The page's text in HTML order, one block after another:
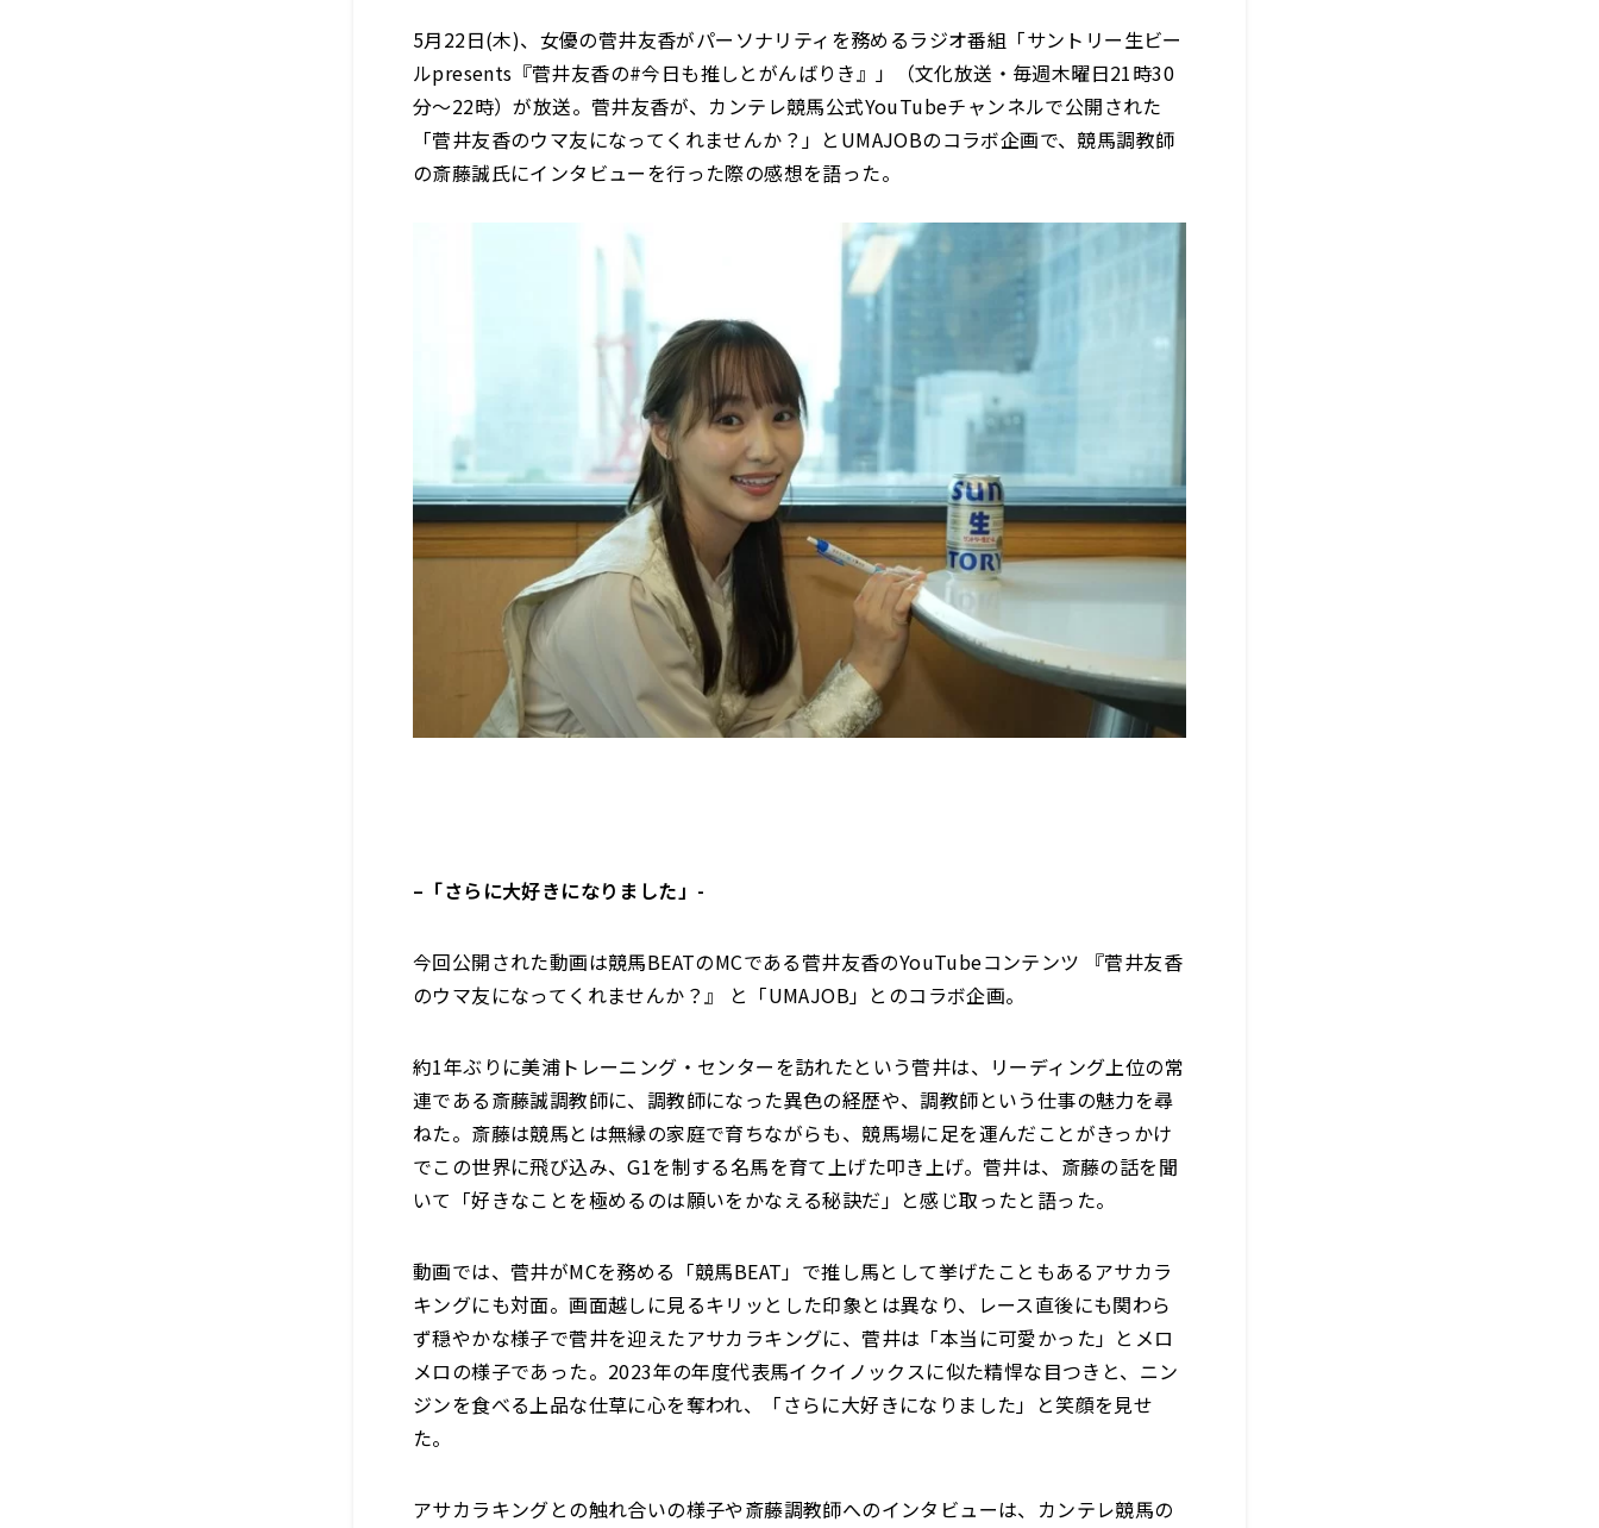
5月22日(木)、女優の菅井友香がパーソナリティを務めるラジオ番組「サントリー生ビー
ルpresents『菅井友香の#今日も推しとがんばりき』」（文化放送・毎週木曜日21時30
分～22時）が放送。菅井友香が、カンテレ競馬公式YouTubeチャンネルで公開された
「菅井友香のウマ友になってくれませんか？」とUMAJOBのコラボ企画で、競馬調教師
の斎藤誠氏にインタビューを行った際の感想を語った。
– 「さらに大好きになりました」-
今回公開された動画は競馬BEATのMCである菅井友香のYouTubeコンテンツ 『菅井友香
のウマ友になってくれませんか？』 と「UMAJOB」とのコラボ企画。
約1年ぶりに美浦トレーニング・センターを訪れたという菅井は、リーディング上位の常
連である斎藤誠調教師に、調教師になった異色の経歴や、調教師という仕事の魅力を尋
ねた。斎藤は競馬とは無縁の家庭で育ちながらも、競馬場に足を運んだことがきっかけ
でこの世界に飛び込み、G1を制する名馬を育て上げた叩き上げ。菅井は、斎藤の話を聞
いて「好きなことを極めるのは願いをかなえる秘訣だ」と感じ取ったと語った。
動画では、菅井がMCを務める「競馬BEAT」で推し馬として挙げたこともあるアサカラ
キングにも対面。画面越しに見るキリッとした印象とは異なり、レース直後にも関わら
ず穏やかな様子で菅井を迎えたアサカラキングに、菅井は「本当に可愛かった」とメロ
メロの様子であった。2023年の年度代表馬イクイノックスに似た精悍な目つきと、ニン
ジンを食べる上品な仕草に心を奪われ、「さらに大好きになりました」と笑顔を見せ
た。
アサカラキングとの触れ合いの様子や斎藤調教師へのインタビューは、カンテレ競馬の